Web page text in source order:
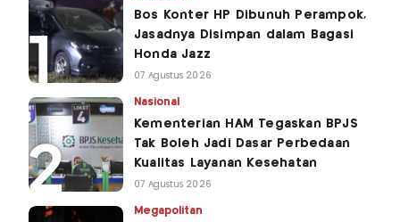
Bos Konter HP Dibunuh Perampok,
Jasadnya Disimpan dalam Bagasi
Honda Jazz
07 Agustus 2026
Nasional
Kementerian HAM Tegaskan BPJS
Tak Boleh Jadi Dasar Perbedaan
Kualitas Layanan Kesehatan
07 Agustus 2026
Megapolitan